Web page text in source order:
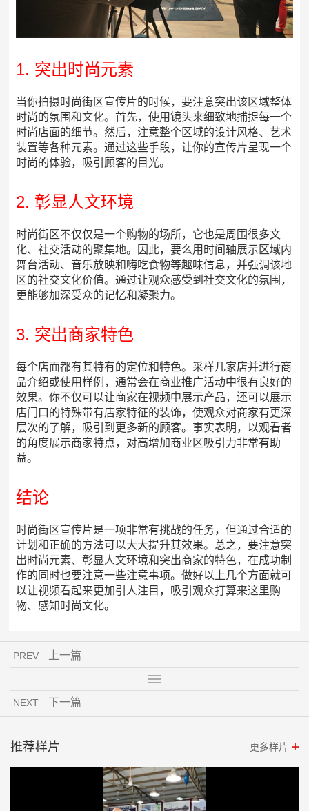
1. 突出时尚元素
当你拍摄时尚街区宣传片的时候，要注意突出该区域整体
时尚的氛围和文化。首先，使用镜头来细致地捕捉每一个
时尚店面的细节。然后，注意整个区域的设计风格、艺术
装置等各种元素。通过这些手段，让你的宣传片呈现一个
时尚的体验，吸引顾客的目光。
2. 彰显人文环境
时尚街区不仅仅是一个购物的场所，它也是周围很多文
化、社交活动的聚集地。因此，要么用时间轴展示区域内
舞台活动、音乐放映和嗨吃食物等趣味信息，并强调该地
区的社交文化价值。通过让观众感受到社交文化的氛围，
更能够加深受众的记忆和凝聚力。
3. 突出商家特色
每个店面都有其特有的定位和特色。采样几家店并进行商
品介绍或使用样例，通常会在商业推广活动中很有良好的
效果。你不仅可以让商家在视频中展示产品，还可以展示
店门口的特殊带有店家特征的装饰，使观众对商家有更深
层次的了解，吸引到更多新的顾客。事实表明，以观看者
的角度展示商家特点，对高增加商业区吸引力非常有助
益。
结论
时尚街区宣传片是一项非常有挑战的任务，但通过合适的
计划和正确的方法可以大大提升其效果。总之，要注意突
出时尚元素、彰显人文环境和突出商家的特色，在成功制
作的同时也要注意一些注意事项。做好以上几个方面就可
以让视频看起来更加引人注目，吸引观众打算来这里购
物、感知时尚文化。
PREV 上一篇
NEXT 下一篇
推荐样片 更多样片